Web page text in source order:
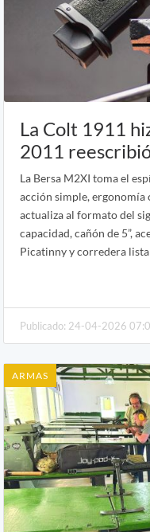
La Colt 1911
2011
La Bersa M2XI toma el
acción simple, ergonomía
actualiza al formato del
capacidad, cañón de 5”,
Picatinny y corredera
Publicado: 24-04-2026
ARMAS